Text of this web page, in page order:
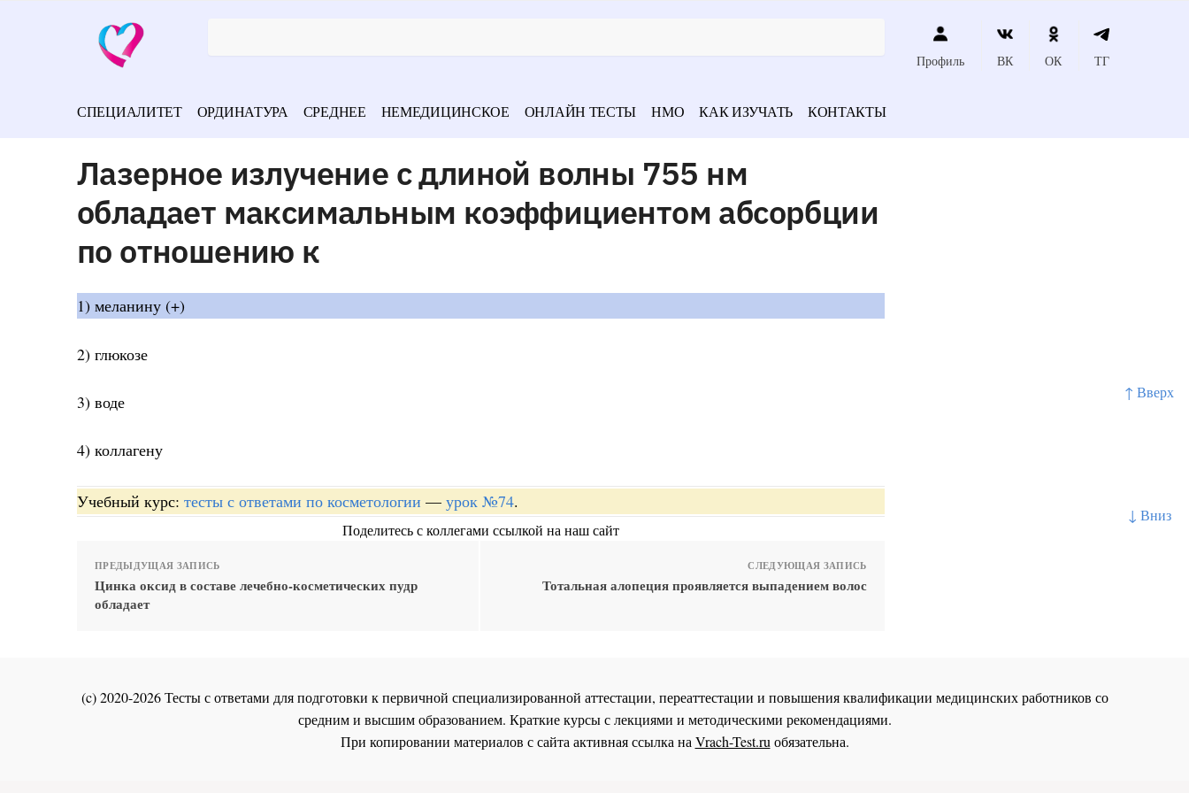
↑ Вверх
↓ Вниз
Профиль ВК ОК ТГ
СПЕЦИАЛИТЕТ ОРДИНАТУРА СРЕДНЕЕ НЕМЕДИЦИНСКОЕ ОНЛАЙН ТЕСТЫ НМО КАК ИЗУЧАТЬ КОНТАКТЫ
Лазерное излучение с длиной волны 755 нм
обладает максимальным коэффициентом абсорбции
по отношению к
1) меланину (+)
2) глюкозе
3) воде
4) коллагену
Учебный курс: тесты с ответами по косметологии — урок №74.
Поделитесь с коллегами ссылкой на наш сайт
ПРЕДЫДУЩАЯ ЗАПИСЬ
Цинка оксид в составе лечебно-косметических пудр
обладает
СЛЕДУЮЩАЯ ЗАПИСЬ
Тотальная алопеция проявляется выпадением волос
(c) 2020-2026 Тесты с ответами для подготовки к первичной специализированной аттестации, переаттестации и повышения квалификации медицинских работников со
средним и высшим образованием. Краткие курсы с лекциями и методическими рекомендациями.
При копировании материалов с сайта активная ссылка на Vrach-Test.ru обязательна.